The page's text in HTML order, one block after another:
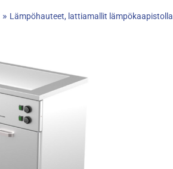
» Lämpöhauteet, lattiamallit lämpökaapistolla